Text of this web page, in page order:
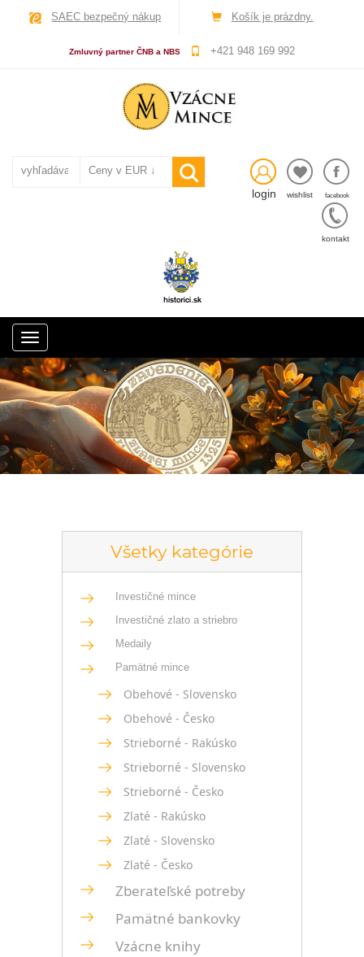
SAEC bezpečný nákup Košík je prázdny.
Zmluvný partner ČNB a NBS +421 948 169 992
login wishlist facebook
kontakt
Toggle
navigation
Všetky kategórie
Investičné mince
Investičné zlato a striebro
Medaily
Pamätné mince
Obehové - Slovensko
Obehové - Česko
Strieborné - Rakúsko
Strieborné - Slovensko
Strieborné - Česko
Zlaté - Rakúsko
Zlaté - Slovensko
Zlaté - Česko
Zberateľské potreby
Pamätné bankovky
Vzácne knihy